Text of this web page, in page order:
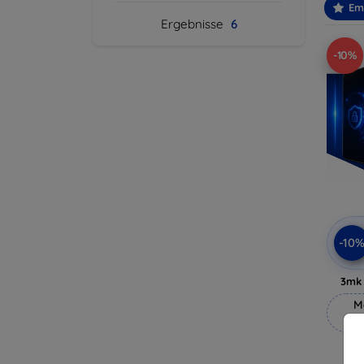
Ergebnisse 6
-10%
-10%